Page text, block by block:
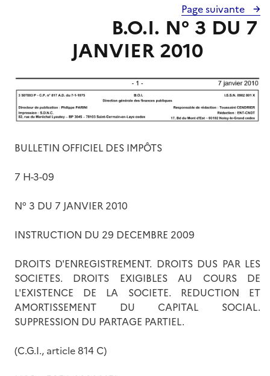
Page suivante
B.O.I. N° 3 DU 7
JANVIER 2010
BULLETIN OFFICIEL DES IMPÔTS
7 H-3-09
N° 3 DU 7 JANVIER 2010
INSTRUCTION DU 29 DECEMBRE 2009
DROITS D'ENREGISTREMENT. DROITS DUS PAR LES
SOCIETES. DROITS EXIGIBLES AU COURS DE
L'EXISTENCE DE LA SOCIETE. REDUCTION ET
AMORTISSEMENT DU CAPITAL SOCIAL.
SUPPRESSION DU PARTAGE PARTIEL.
(C.G.I., article 814 C)